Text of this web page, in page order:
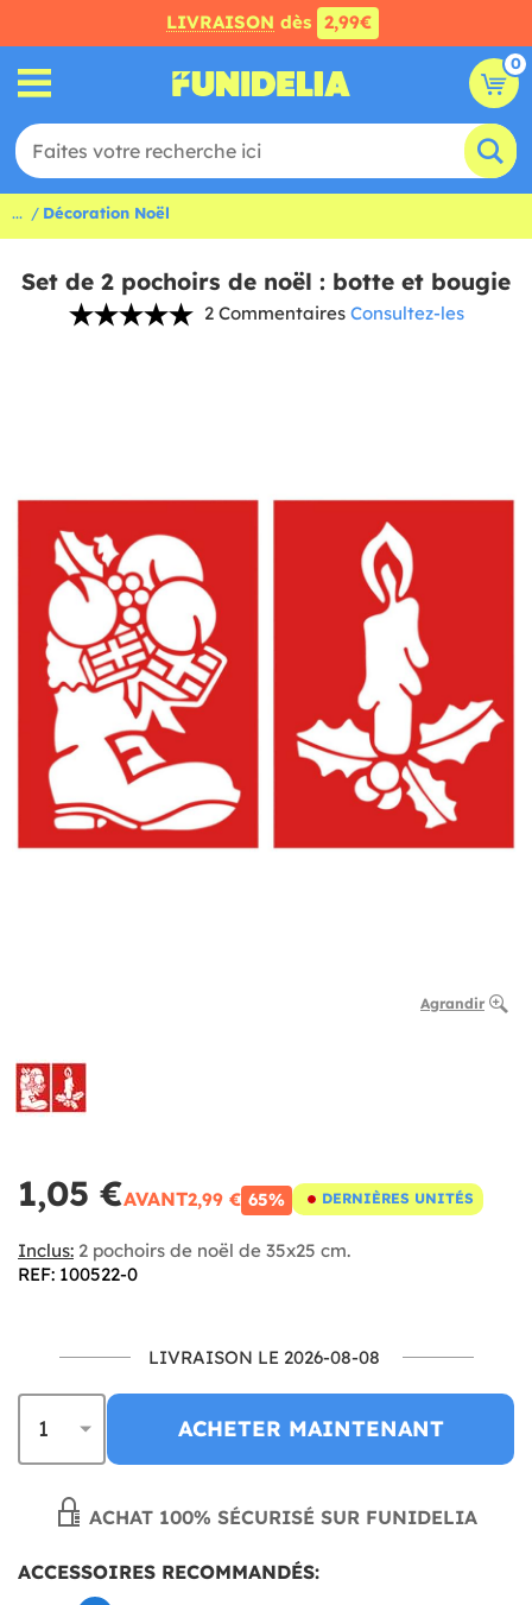
LIVRAISON dès 2,99€
0
... Décoration Noël
Set de 2 pochoirs de noël : botte et bougie
2 Commentaires Consultez-les
Agrandir
1,05 €AVANT2,99 € 65% DERNIÈRES UNITÉS
Inclus: 2 pochoirs de noël de 35x25 cm.
REF: 100522-0
LIVRAISON LE 2026-08-08
ACHETER MAINTENANT
ACHAT 100% SÉCURISÉ SUR FUNIDELIA
ACCESSOIRES RECOMMANDÉS: